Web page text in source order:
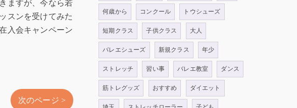
ますが、今なら若
スンを受けてみた
入会キャンペーン
次のページ >
何歳から コンクール トウシューズ
短期クラス 子供クラス 大人
バレエシューズ 新規クラス 年少
ストレッチ 習い事 バレエ教室 ダンス
筋トレグッズ おすすめ ダイエット